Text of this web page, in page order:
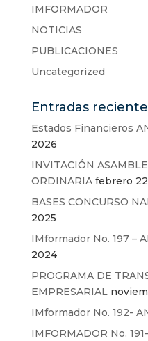
IMFORMADOR
NOTICIAS
PUBLICACIONES
Uncategorized
Entradas
Estados Financieros
2026
INVITACIÓN
ORDINARIA febrero
BASES CONCURSO
2025
IMformador No. 197 –
2024
PROGRAMA DE
EMPRESARIAL
IMformador No. 192-
IMFORMADOR No.